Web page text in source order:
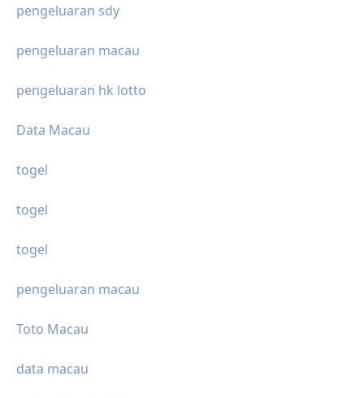
pengeluaran sdy
pengeluaran macau
pengeluaran hk lotto
Data Macau
togel
togel
togel
pengeluaran macau
Toto Macau
data macau